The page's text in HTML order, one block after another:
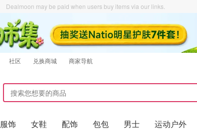
Dealmoon may be paid when users buy items via our links.
社区 兑换商城 商家导航
服饰 女鞋 配饰 包包 男士 运动户外